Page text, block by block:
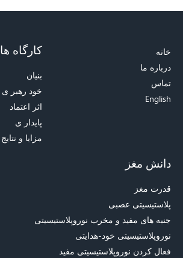
خانه
درباره ما
تماس
English
کارگاه ها
بنیان
خود رهبر ی
اثر اعتماد
پایدار ی
مزایا و نتایج
دانش مغز
قدرت مغز
پلاستیسیتی عصبی
جنبه های مفید و مخرب نوروپلاستیسیتی
نوروپلاستیسیتی خود-هدایتی
فعال کردن نوروپلاستیسیتی مفید